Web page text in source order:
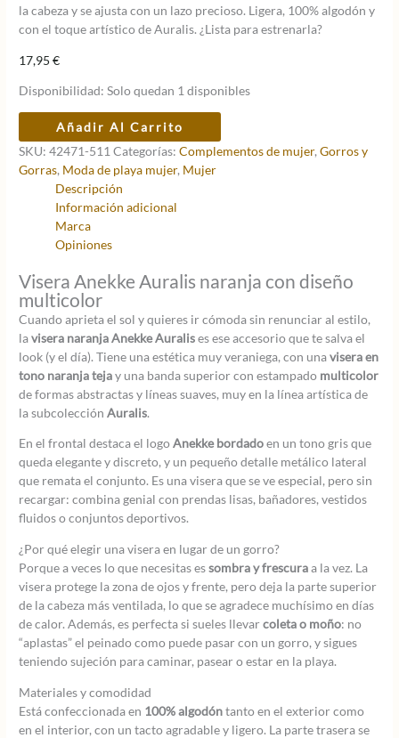
la cabeza y se ajusta con un lazo precioso. Ligera, 100% algodón y
con el toque artístico de Auralis. ¿Lista para estrenarla?
17,95€
Disponibilidad: Solo quedan 1 disponibles
naranja
Anekke
Auralis
cantidad
Añadir Al Carrito
SKU:42471-511 Categorías:Complementos de mujer,Gorros y
Gorras, Moda de playa mujer, Mujer
Descripción
Información adicional
Marca
Opiniones
Visera Anekke Auralis naranja con diseño
multicolor
Cuando aprieta el sol y quieres ir cómoda sin renunciar al estilo,
lavisera naranja Anekke Auralises ese accesorio que te salva el
look (y el día). Tiene una estética muy veraniega, con unavisera en
tono naranja tejay una banda superior con estampado multicolor
de formas abstractas y líneas suaves, muy en la línea artística de
la subcolecciónAuralis.
En el frontal destaca el logoAnekke bordadoen un tono gris que
queda elegante y discreto, y un pequeño detalle metálico lateral
que remata el conjunto. Es una visera que se ve especial, pero sin
recargar: combina genial con prendas lisas, bañadores, vestidos
fluidos o conjuntos deportivos.
¿Por qué elegir una visera en lugar de un gorro?
Porque a veces lo que necesitas essombra y frescuraa la vez. La
visera protege la zona de ojos y frente, pero deja la parte superior
de la cabeza más ventilada, lo que se agradece muchísimo en días
de calor. Además, es perfecta si sueles llevarcoleta o moño: no
“aplastas” el peinado como puede pasar con un gorro, y sigues
teniendo sujeción para caminar, pasear o estar en la playa.
Materiales y comodidad
Está confeccionada en 100% algodóntanto en el exterior como
en el interior, con un tacto agradable y ligero. La parte trasera se